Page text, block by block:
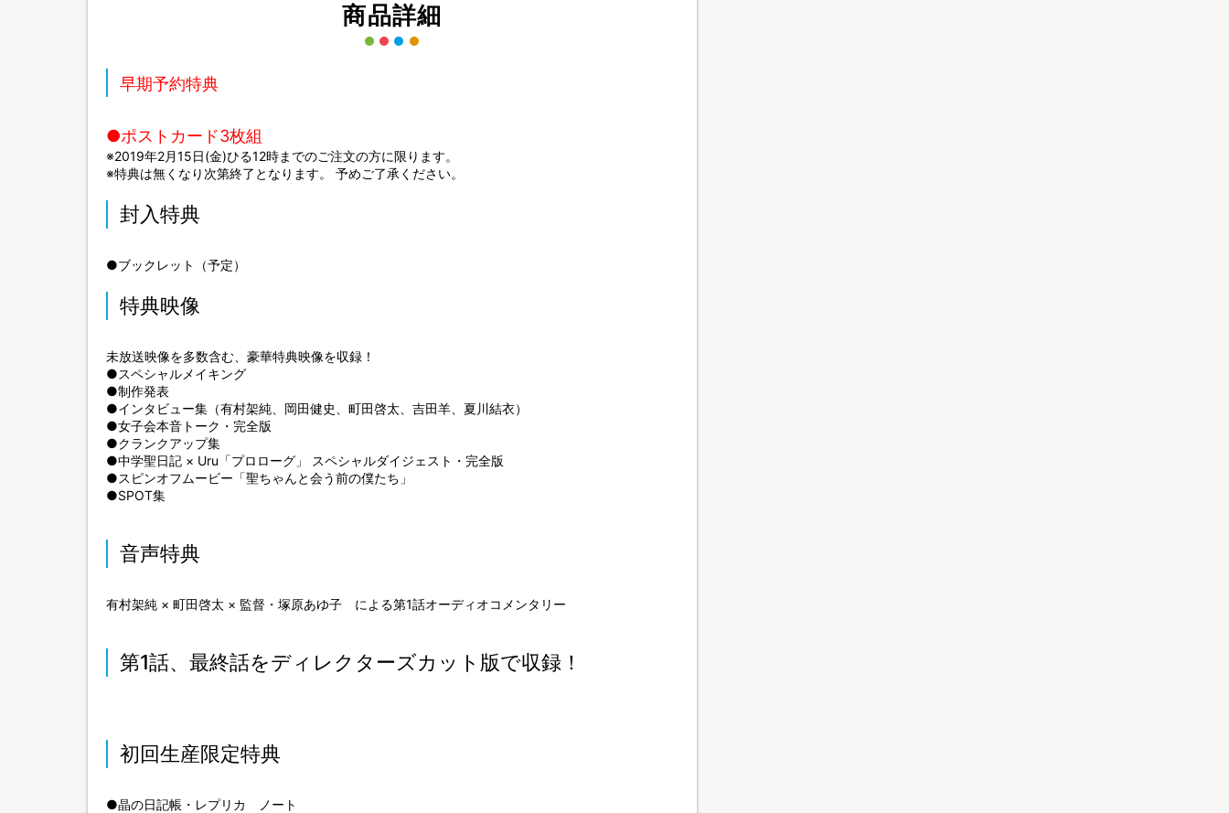
商品詳細
早期予約特典
●ポストカード3枚組
※2019年2月15日(金)ひる12時までのご注文の方に限ります。
※特典は無くなり次第終了となります。 予めご了承ください。
封入特典
●ブックレット（予定）
特典映像
未放送映像を多数含む、豪華特典映像を収録！
●スペシャルメイキング
●制作発表
●インタビュー集（有村架純、岡田健史、町田啓太、吉田羊、夏川結衣）
●女子会本音トーク・完全版
●クランクアップ集
●中学聖日記 × Uru「プロローグ」 スペシャルダイジェスト・完全版
●スピンオフムービー「聖ちゃんと会う前の僕たち」
●SPOT集
音声特典
有村架純 × 町田啓太 × 監督・塚原あゆ子 による第1話オーディオコメンタリー
第1話、最終話をディレクターズカット版で収録！
初回生産限定特典
●晶の日記帳・レプリカ ノート